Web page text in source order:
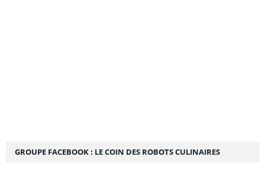
GROUPE FACEBOOK : LE COIN DES ROBOTS CULINAIRES